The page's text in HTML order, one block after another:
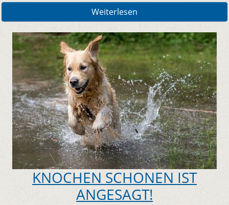
Weiterlesen
KNOCHEN SCHONEN IST
ANGESAGT!